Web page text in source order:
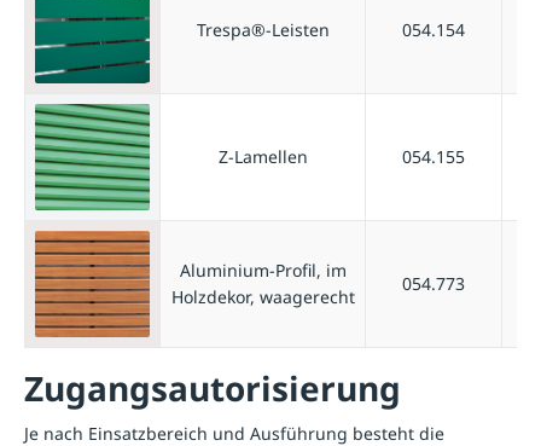
Trespa®-Leisten 054.154
Z-Lamellen 054.155
Aluminium-Profil, im
Holzdekor, waagerecht
054.773
Zugangsautorisierung
Je nach Einsatzbereich und Ausführung besteht die